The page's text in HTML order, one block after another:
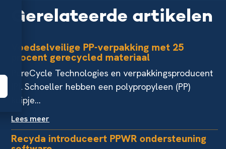
Gerelateerde artikelen
Voedselveilige PP-verpakking met 25
procent gerecycled materiaal
PureCycle Technologies en verpakkingsproducent
IPL Schoeller hebben een polypropyleen (PP)
kuipje...
Lees meer
Recyda introduceert PPWR ondersteuning